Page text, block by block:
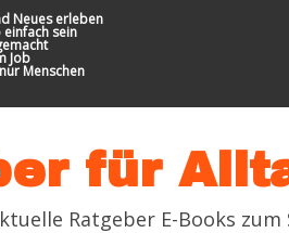
Neues erleben
einfach sein
Job
Menschen
für
Ratgeber E-Books